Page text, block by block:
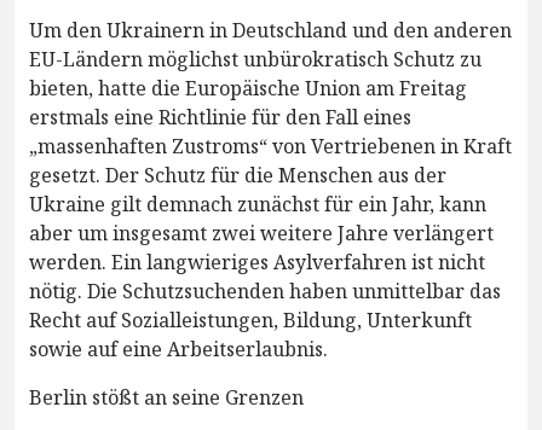
Um den Ukrainern in Deutschland und den anderen
EU-Ländern möglichst unbürokratisch Schutz zu
bieten, hatte die Europäische Union am Freitag
erstmals eine Richtlinie für den Fall eines
„massenhaften Zustroms“ von Vertriebenen in Kraft
gesetzt. Der Schutz für die Menschen aus der
Ukraine gilt demnach zunächst für ein Jahr, kann
aber um insgesamt zwei weitere Jahre verlängert
werden. Ein langwieriges Asylverfahren ist nicht
nötig. Die Schutzsuchenden haben unmittelbar das
Recht auf Sozialleistungen, Bildung, Unterkunft
sowie auf eine Arbeitserlaubnis.
Berlin stößt an seine Grenzen